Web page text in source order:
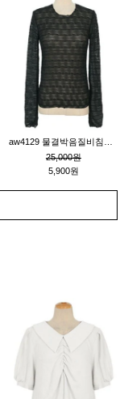
25,000원
5,900원